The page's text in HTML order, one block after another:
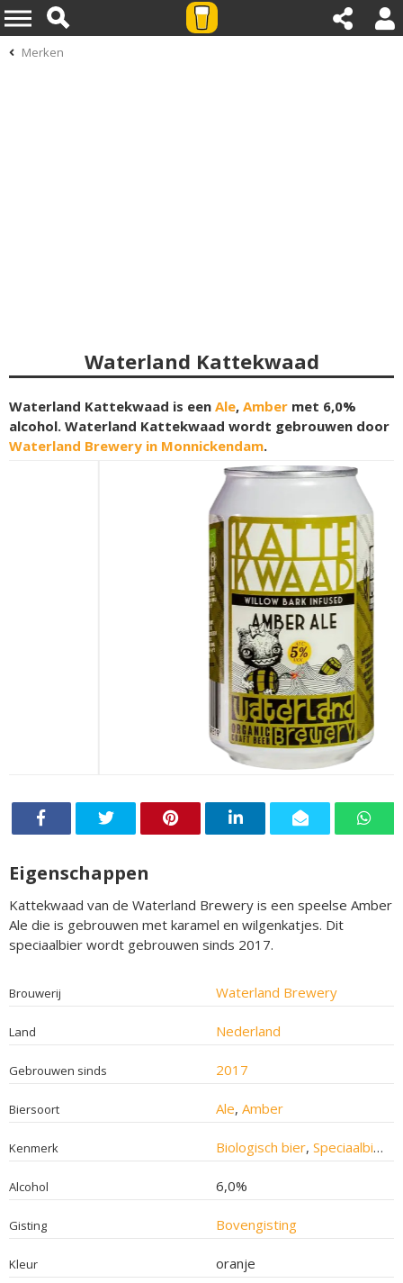
Merken
Waterland Kattekwaad
Waterland Kattekwaad is een Ale, Amber met 6,0%
alcohol. Waterland Kattekwaad wordt gebrouwen door
Waterland Brewery in Monnickendam.
Eigenschappen
Kattekwaad van de Waterland Brewery is een speelse Amber
Ale die is gebrouwen met karamel en wilgenkatjes. Dit
speciaalbier wordt gebrouwen sinds 2017.
Brouwerij Waterland Brewery
Land Nederland
Gebrouwen sinds 2017
Biersoort Ale, Amber
Kenmerk Biologisch bier, Speciaalbier
Alcohol 6,0%
Gisting Bovengisting
Kleur oranje